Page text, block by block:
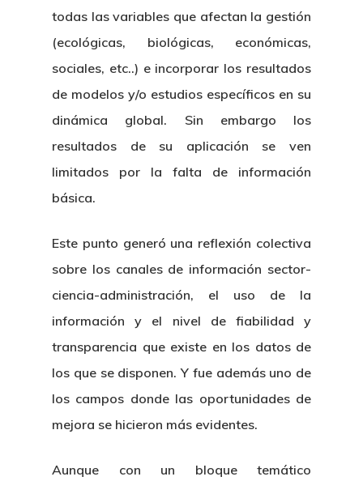
todas las variables que afectan la gestión
(ecológicas, biológicas, económicas,
sociales, etc..) e incorporar los resultados
de modelos y/o estudios específicos en su
dinámica global. Sin embargo los
resultados de su aplicación se ven
limitados por la falta de información
básica.
Este punto generó una reflexión colectiva
sobre los canales de información sector-
ciencia-administración, el uso de la
información y el nivel de fiabilidad y
transparencia que existe en los datos de
los que se disponen. Y fue además uno de
los campos donde las oportunidades de
mejora se hicieron más evidentes.
Aunque con un bloque temático